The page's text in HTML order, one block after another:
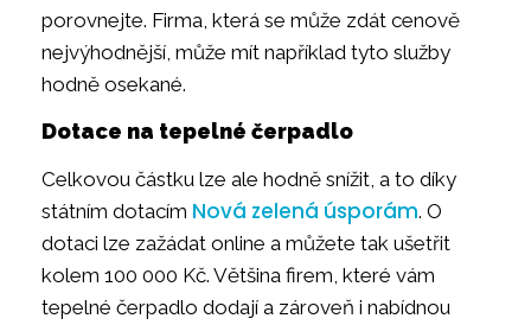
porovnejte. Firma, která se může zdát cenově
nejvýhodnější, může mít například tyto služby
hodně osekané.
Dotace na tepelné čerpadlo
Celkovou částku lze ale hodně snížit, a to díky
státním dotacím Nová zelená úsporám. O
dotaci lze zažádat online a můžete tak ušetřit
kolem 100 000 Kč. Většina firem, které vám
tepelné čerpadlo dodají a zároveň i nabídnou